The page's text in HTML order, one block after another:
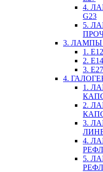
4.
G23
5.
3.
1. E12
2. Е14
3. Е27
4.
1.
2.
3.
4.
5.